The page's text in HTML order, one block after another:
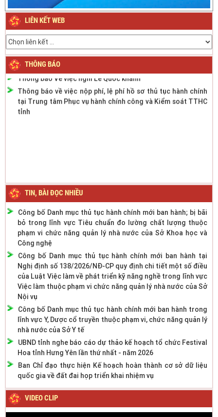
LIÊN KẾT WEB
THÔNG BÁO
2024
Thông báo Lịch nghỉ Lễ Quốc khánh ngày 2/9/2023
Thông báo phân cấp công tác đăng ký phương tiện giao
thông cơ giới đường bộ
Thông báo thời gian làm việc mùa hè năm 2022
Thông báo Về việc nghỉ Lễ Quốc khánh
Thông báo về việc nộp phí, lệ phí hồ sơ thủ tục hành chính
tại Trung tâm Phục vụ hành chính công và Kiểm soát TTHC
tỉnh
TIN, BÀI ĐỌC NHIỀU
Công bố Danh mục thủ tục hành chính mới ban hành; bị bãi
bỏ trong lĩnh vực Tiêu chuẩn đo lường chất lượng thuộc
phạm vi chức năng quản lý nhà nước của Sở Khoa học và
Công nghệ
Công bố Danh mục thủ tục hành chính mới ban hành tại
Nghị định số 138/2026/NĐ-CP quy định chi tiết một số điều
của Luật Việc làm về phát triển kỹ năng nghề trong lĩnh vực
Việc làm thuộc phạm vi chức năng quản lý nhà nước của Sở
Nội vụ
Công bố Danh mục thủ tục hành chính mới ban hành trong
lĩnh vực Y, Dược cổ truyền thuộc phạm vi, chức năng quản lý
nhà nước của Sở Y tế
UBND tỉnh nghe báo cáo dự thảo kế hoạch tổ chức Festival
Hoa tỉnh Hưng Yên lần thứ nhất - năm 2026
Ban Chỉ đạo thực hiện Kế hoạch hoàn thành cơ sở dữ liệu
quốc gia về đất đai họp triển khai nhiệm vụ
VIDEO CLIP